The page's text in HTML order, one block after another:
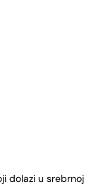
dolazi u srebrnoj